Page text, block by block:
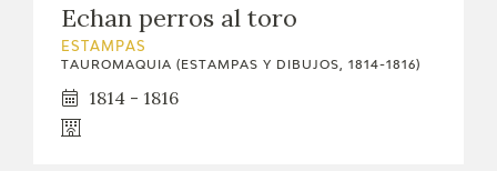
Echan perros al toro
ESTAMPAS
TAUROMAQUIA (ESTAMPAS Y DIBUJOS, 1814-1816)
1814 - 1816